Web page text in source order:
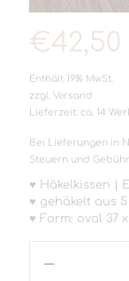
€42,50
Enthält 19% MwSt.
zzgl. Versand
Lieferzeit: ca. 14
Bei Lieferungen in
Steuern und
♥ Häkelkissen |
♥ gehäkelt aus
♥ Form: oval 37